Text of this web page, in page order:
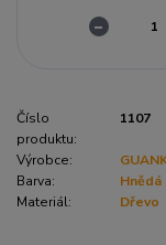
Číslo
produktu:
1107
Výrobce:
Barva:
Hnědá
Materiál:
Dřevo